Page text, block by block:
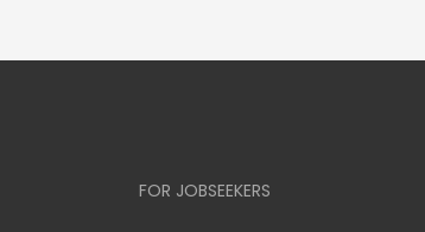
FOR JOBSEEKERS